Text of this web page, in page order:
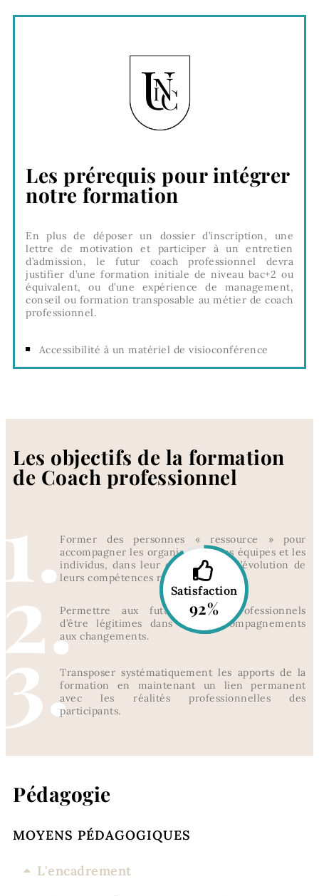
Satisfaction
92%
Les prérequis pour intégrer
notre formation
En plus de déposer un dossier d’inscription, une
lettre de motivation et participer à un entretien
d’admission, le futur coach professionnel devra
justifier d’une formation initiale de niveau bac+2 ou
équivalent, ou d’une expérience de management,
conseil ou formation transposable au métier de coach
professionnel.
Accessibilité à un matériel de visioconférence
Les objectifs de la formation
de Coach professionnel
1.Former des personnes « ressource » pour
accompagner les organisations, les équipes et les
individus, dans leur croissance et l’évolution de
leurs compétences relationnelles.
2.Permettre aux futurs coachs professionnels
d’être légitimes dans leurs accompagnements
aux changements.
3.Transposer systématiquement les apports de la
formation en maintenant un lien permanent
avec les réalités professionnelles des
participants.
Pédagogie
MOYENS PÉDAGOGIQUES
L'encadrement